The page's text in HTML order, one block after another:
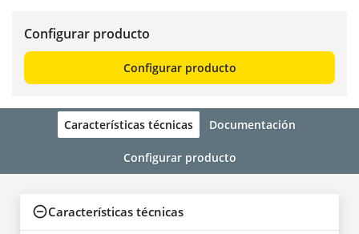
Configurar producto
Configurar producto
Características técnicas Documentación
Configurar producto
Características técnicas